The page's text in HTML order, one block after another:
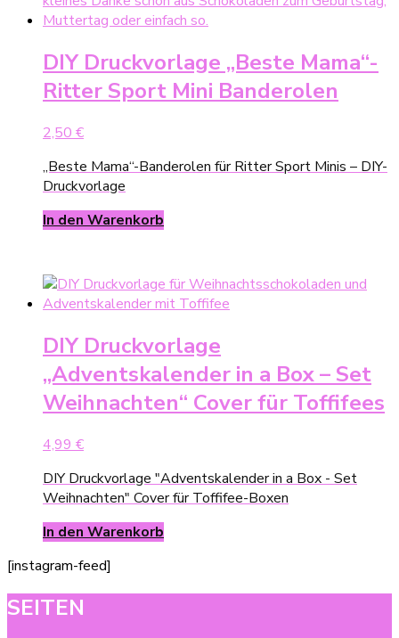
DIY Druckvorlage „Beste Mama“-
Ritter Sport Mini Banderolen
2,50 €
„Beste Mama“-Banderolen für Ritter Sport Minis – DIY-
Druckvorlage
In den Warenkorb
DIY Druckvorlage
„Adventskalender in a Box – Set
Weihnachten“ Cover für Toffifees
4,99 €
DIY Druckvorlage "Adventskalender in a Box - Set
Weihnachten" Cover für Toffifee-Boxen
In den Warenkorb
[instagram-feed]
SEITEN